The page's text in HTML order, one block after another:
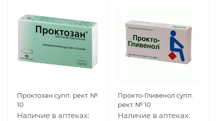
Проктозан супп. рект. №
10
Наличие в аптеках:
Прокто-Гливенол супп.
рект. № 10
Наличие в аптеках: